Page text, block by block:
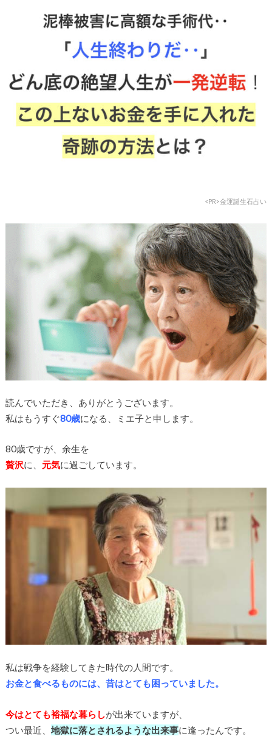
<PR>金運誕生石占い
読んでいただき、ありがとうございます。
私はもうすぐ80歳になる、ミエ子と申します。
80歳ですが、余生を
贅沢に、 元気に過ごしています。
私は戦争を経験してきた時代の人間です。
お金と食べるものには、昔はとても困っていました。
今はとても裕福な暮らしが出来ていますが、
つい最近、 地獄に落とされるような出来事に逢ったんです。